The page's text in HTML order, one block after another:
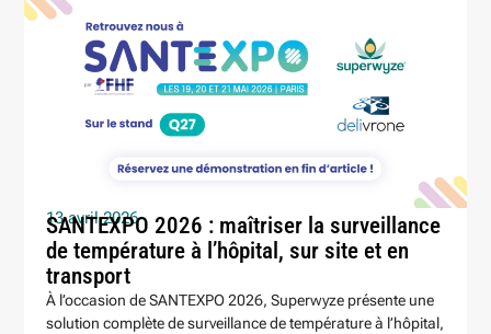
13 avril 2026
SANTEXPO 2026 : maîtriser la surveillance
de température à l’hôpital, sur site et en
transport
À l’occasion de SANTEXPO 2026, Superwyze présente une
solution complète de surveillance de température à l’hôpital,